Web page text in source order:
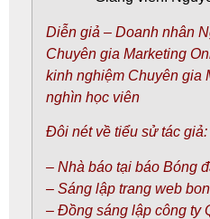
Diễn giả – Doanh nhân
Chuyên gia Marketing
kinh nghiệm Chuyên gia
nghìn học viên
Đôi nét về tiểu sử tác giả:
– Nhà báo tại báo Bóng
– Sáng lập trang web
– Đồng sáng lập công ty